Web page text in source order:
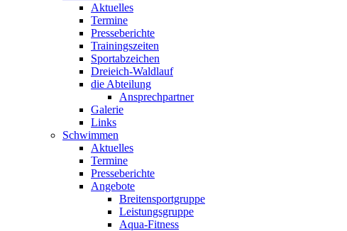
Aktuelles
Termine
Presseberichte
Trainingszeiten
Sportabzeichen
Dreieich-Waldlauf
die Abteilung
Ansprechpartner
Galerie
Links
Schwimmen
Aktuelles
Termine
Presseberichte
Angebote
Breitensportgruppe
Leistungsgruppe
Aqua-Fitness